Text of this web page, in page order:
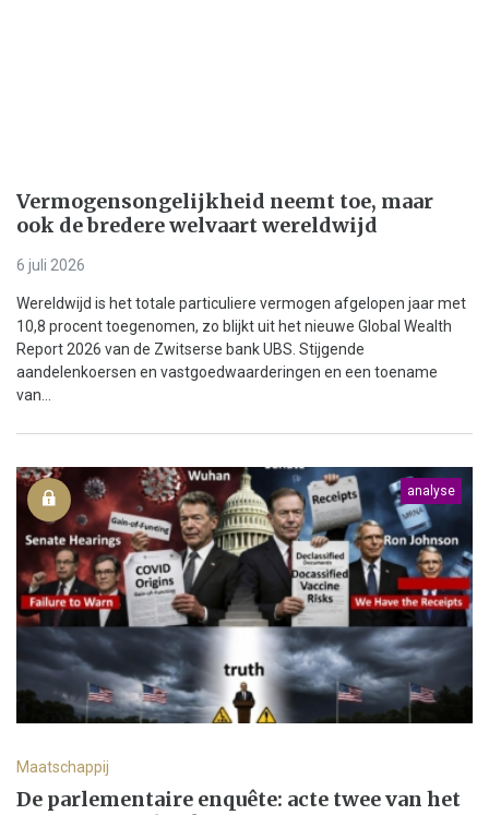
Vermogensongelijkheid neemt toe, maar
ook de bredere welvaart wereldwijd
6 juli 2026
Wereldwijd is het totale particuliere vermogen afgelopen jaar met
10,8 procent toegenomen, zo blijkt uit het nieuwe Global Wealth
Report 2026 van de Zwitserse bank UBS. Stijgende
aandelenkoersen en vastgoedwaarderingen en een toename
van...
analyse
Maatschappij
De parlementaire enquête: acte twee van het